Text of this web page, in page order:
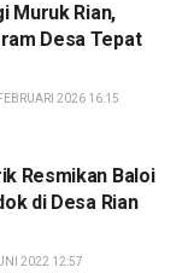
Muruk Rian,
Desa Tepat
2026 16:15
Resmikan Baloi
di Desa Rian
2022 12:57